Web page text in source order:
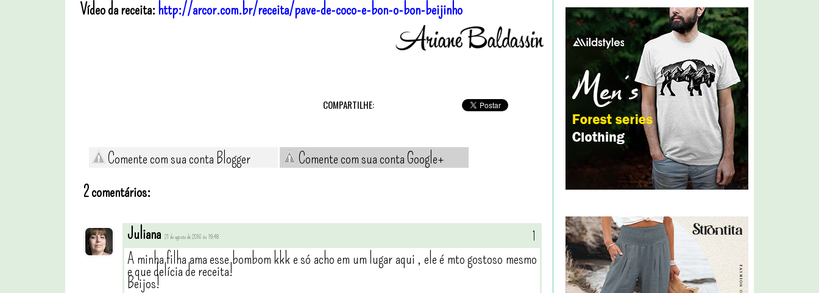
Vídeo da receita:http://arcor.com.br/receita/pave-de-coco-e-bon-o-bon-beijinho
COMPARTILHE:
Comente com sua conta Blogger
Comente com sua conta Google+
2 comentários:
Juliana 21 de agosto de 2016 às 19:48
A minha filha ama esse bombom kkk e só acho em um lugar aqui , ele é mto gostoso mesmo
e que delícia de receita!
Beijos!